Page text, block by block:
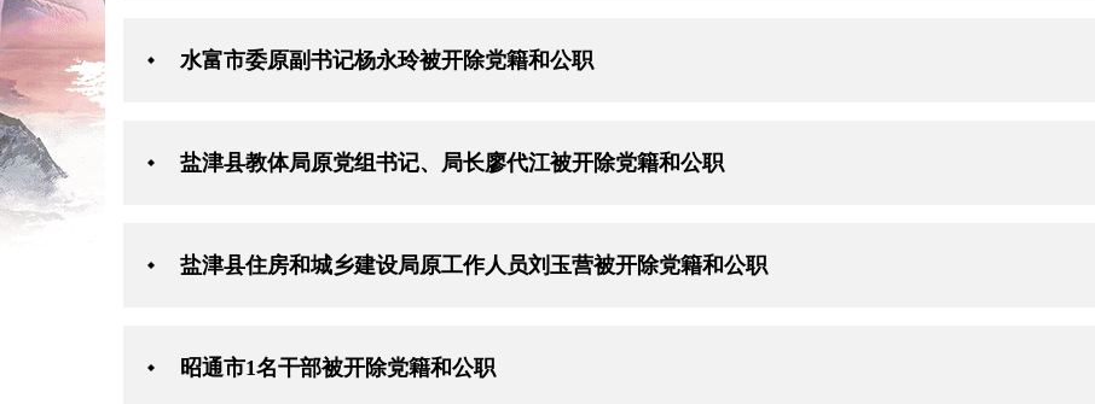
水富市委原副书记杨永玲被开除党籍和公职
盐津县教体局原党组书记、局长廖代江被开除党籍和公职
盐津县住房和城乡建设局原工作人员刘玉营被开除党籍和公职
昭通市1名干部被开除党籍和公职